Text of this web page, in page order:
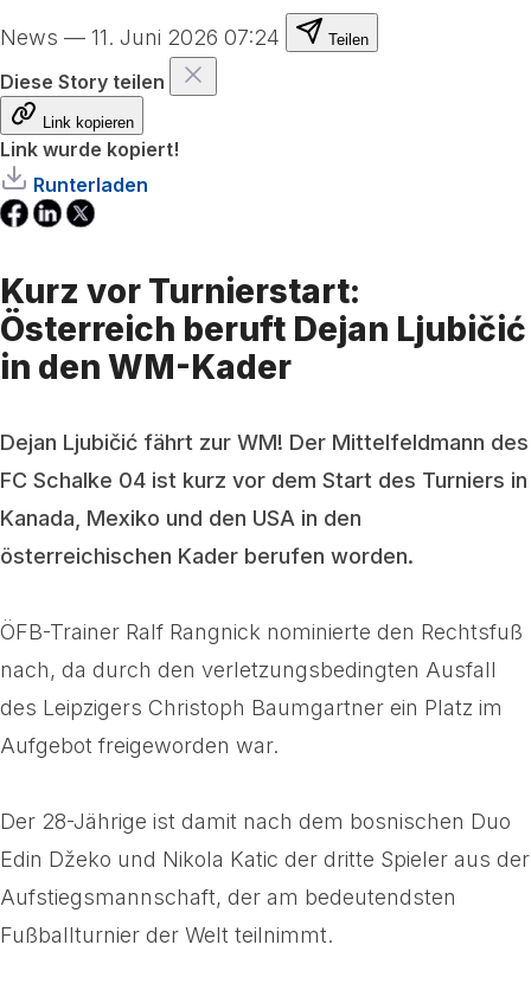
News — 11. Juni 2026 07:24 Teilen
Diese Story teilen
Link kopieren
Link wurde kopiert!
Runterladen
Kurz vor Turnierstart:
Österreich beruft Dejan Ljubičić
in den WM-Kader
Dejan Ljubičić fährt zur WM! Der Mittelfeldmann des
FC Schalke 04 ist kurz vor dem Start des Turniers in
Kanada, Mexiko und den USA in den
österreichischen Kader berufen worden.
ÖFB-Trainer Ralf Rangnick nominierte den Rechtsfuß
nach, da durch den verletzungsbedingten Ausfall
des Leipzigers Christoph Baumgartner ein Platz im
Aufgebot freigeworden war.
Der 28-Jährige ist damit nach dem bosnischen Duo
Edin Džeko und Nikola Katic der dritte Spieler aus der
Aufstiegsmannschaft, der am bedeutendsten
Fußballturnier der Welt teilnimmt.